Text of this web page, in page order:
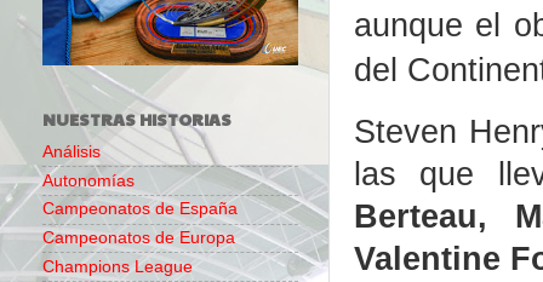
aunque el
del
Steven
las que
Berteau,
Valentine
NUESTRAS HISTORIAS
Análisis
Autonomías
Campeonatos de España
Campeonatos de Europa
Champions League